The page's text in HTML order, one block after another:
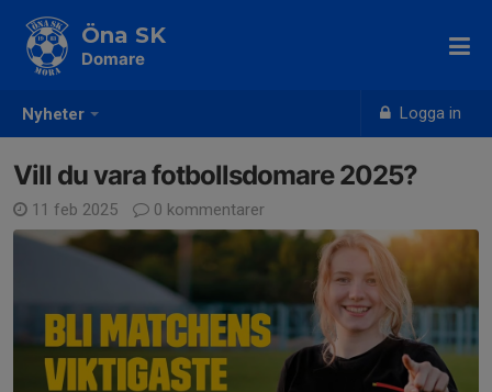
Nyheter Logga in
Öna SK
Domare
Vill du vara fotbollsdomare 2025?
11 feb 2025 0 kommentarer